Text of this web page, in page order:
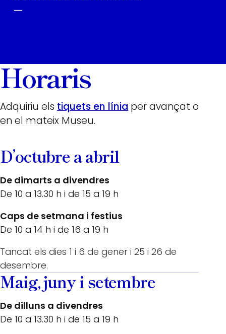
—
Horaris
Adquiriu els tiquets en línia per avançat o
en el mateix Museu.
D’octubre a abril
De dimarts a divendres
De 10 a 13.30 h i de 15 a 19 h
Caps de setmana i festius
De 10 a 14 h i de 16 a 19 h
Tancat els dies 1 i 6 de gener i 25 i 26 de
desembre.
Maig, juny i setembre
De dilluns a divendres
De 10 a 13.30 h i de 15 a 19 h